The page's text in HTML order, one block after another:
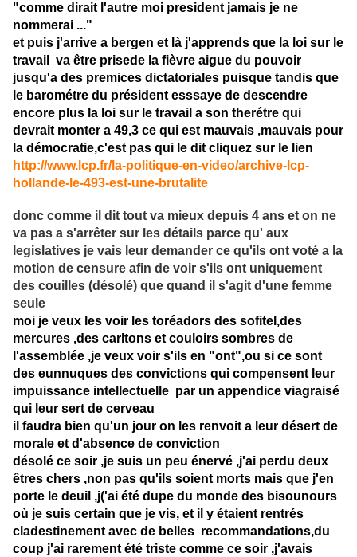
"comme dirait l'autre moi president jamais je ne
nommerai ..."
et puis j'arrive a bergen et là j'apprends que la loi sur le
travail va être prisede la fièvre aigue du pouvoir
jusqu'a des premices dictatoriales puisque tandis que
le barométre du président esssaye de descendre
encore plus la loi sur le travail a son therétre qui
devrait monter a 49,3 ce qui est mauvais ,mauvais pour
la démocratie,c'est pas qui le dit cliquez sur le lien
http://www.lcp.fr/la-politique-en-video/archive-lcp-
hollande-le-493-est-une-brutalite
donc comme il dit tout va mieux depuis 4 ans et on ne
va pas a s'arrêter sur les détails parce qu' aux
legislatives je vais leur demander ce qu'ils ont voté a la
motion de censure afin de voir s'ils ont uniquement
des couilles (désolé) que quand il s'agit d'une femme
seule
moi je veux les voir les toréadors des sofitel,des
mercures ,des carltons et couloirs sombres de
l'assemblée ,je veux voir s'ils en "ont",ou si ce sont
des eunnuques des convictions qui compensent leur
impuissance intellectuelle par un appendice viagraisé
qui leur sert de cerveau
il faudra bien qu'un jour on les renvoit a leur désert de
morale et d'absence de conviction
désolé ce soir ,je suis un peu énervé ,j'ai perdu deux
êtres chers ,non pas qu'ils soient morts mais que j'en
porte le deuil ,j('ai été dupe du monde des bisounours
où je suis certain que je vis, et il y étaient rentrés
cladestinement avec de belles recommandations,du
coup j'ai rarement été triste comme ce soir ,j'avais